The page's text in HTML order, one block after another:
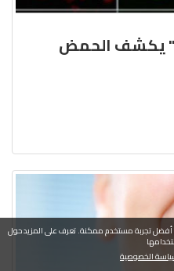
يكشف الحمض
أفضل تجربة مستخدم ممكنة. تعرف على المزيد حول
الخصوصية